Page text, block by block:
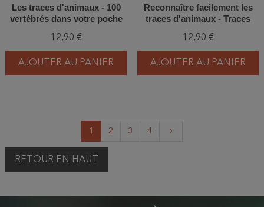
Les traces d'animaux - 100
vertébrés dans votre poche
12,90 €
AJOUTER AU PANIER
Reconnaître facilement les
traces d'animaux - Traces
12,90 €
AJOUTER AU PANIER
1 2 3 4 keyboard_arrow_right
RETOUR EN HAUT